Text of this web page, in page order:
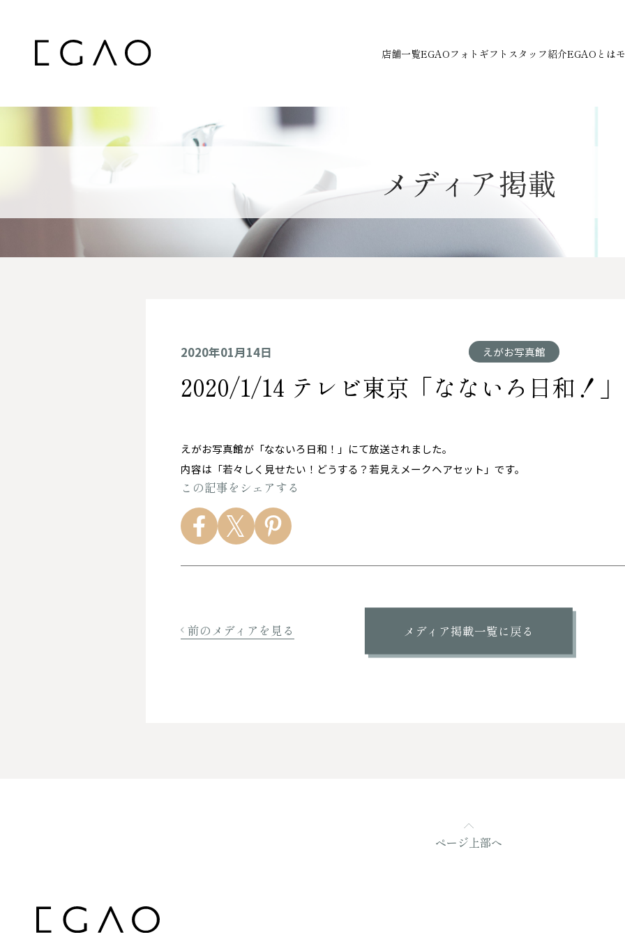
店舗一覧EGAOフォトギフト スタッフ紹介EGAOとは
メディア掲載
2020年01月14日 えがお写真館
2020/1/14 テレビ東京「なないろ日和！
えがお写真館が「なないろ日和！」にて放送されました。
内容は「若々しく見せたい！どうする？若見えメークヘアセット」です。
この記事をシェアする
前のメディアを見る メディア掲載一覧に戻る
ページ上部へ